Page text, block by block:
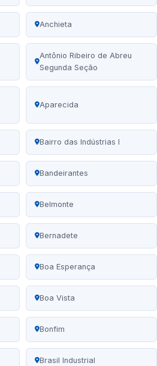
Anchieta
Antônio Ribeiro de Abreu
Segunda Seção
Aparecida
Bairro das Indústrias I
Bandeirantes
Belmonte
Bernadete
Boa Esperança
Boa Vista
Bonfim
Brasil Industrial